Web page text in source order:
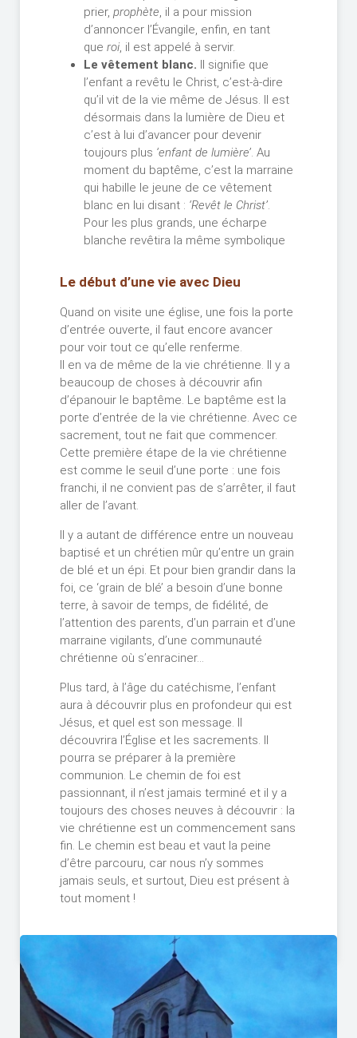
prier, prophète, il a pour mission
d’annoncer l’Évangile, enfin, en tant
que roi, il est appelé à servir.
Le vêtement blanc. Il signifie que
l’enfant a revêtu le Christ, c’est-à-dire
qu’il vit de la vie même de Jésus. Il est
désormais dans la lumière de Dieu et
c’est à lui d’avancer pour devenir
toujours plus ‘enfant de lumière’. Au
moment du baptême, c’est la marraine
qui habille le jeune de ce vêtement
blanc en lui disant : ‘Revêt le Christ’.
Pour les plus grands, une écharpe
blanche revêtira la même symbolique
Le début d’une vie avec Dieu
Quand on visite une église, une fois la porte
d’entrée ouverte, il faut encore avancer
pour voir tout ce qu’elle renferme.
Il en va de même de la vie chrétienne. Il y a
beaucoup de choses à découvrir afin
d’épanouir le baptême. Le baptême est la
porte d’entrée de la vie chrétienne. Avec ce
sacrement, tout ne fait que commencer.
Cette première étape de la vie chrétienne
est comme le seuil d’une porte : une fois
franchi, il ne convient pas de s’arrêter, il faut
aller de l’avant.
Il y a autant de différence entre un nouveau
baptisé et un chrétien mûr qu’entre un grain
de blé et un épi. Et pour bien grandir dans la
foi, ce ‘grain de blé’ a besoin d’une bonne
terre, à savoir de temps, de fidélité, de
l’attention des parents, d’un parrain et d’une
marraine vigilants, d’une communauté
chrétienne où s’enraciner…
Plus tard, à l’âge du catéchisme, l’enfant
aura à découvrir plus en profondeur qui est
Jésus, et quel est son message. Il
découvrira l’Église et les sacrements. Il
pourra se préparer à la première
communion. Le chemin de foi est
passionnant, il n’est jamais terminé et il y a
toujours des choses neuves à découvrir : la
vie chrétienne est un commencement sans
fin. Le chemin est beau et vaut la peine
d’être parcouru, car nous n’y sommes
jamais seuls, et surtout, Dieu est présent à
tout moment !